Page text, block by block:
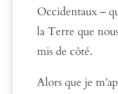
Occidentaux –
la Terre que
mis de côté.
Alors que je